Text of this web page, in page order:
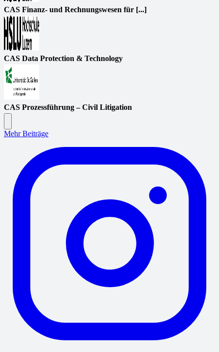
CAS Finanz- und Rechnungswesen für [...]
CAS Data Protection & Technology
CAS Prozessführung – Civil Litigation
Mehr Beiträge